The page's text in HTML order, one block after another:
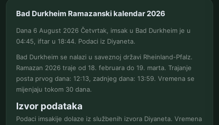
Bad Durkheim Ramazanski kalendar 2026
Dana 6 August 2026 Četvrtak, imsak u Bad Durkheim je u
04:45, iftar u 18:44. Podaci iz Diyaneta.
Bad Durkheim se nalazi u saveznoj državi Rheinland-Pfalz.
Ramazan 2026 traje od 18. februara do 19. marta. Trajanje
posta prvog dana: 12:13, zadnjeg dana: 13:59. Vremena se
mijenjaju tokom 30 dana.
Izvor podataka
Podaci imsakije dolaze iz službenih izvora Diyaneta. Vremena